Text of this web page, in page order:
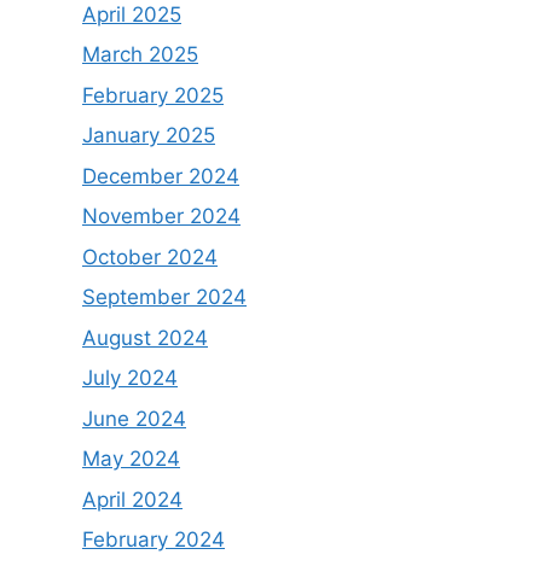
April 2025
March 2025
February 2025
January 2025
December 2024
November 2024
October 2024
September 2024
August 2024
July 2024
June 2024
May 2024
April 2024
February 2024